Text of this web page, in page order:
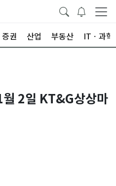
권 산업 부동산 ITㆍ과학
2일 KT&G상상마